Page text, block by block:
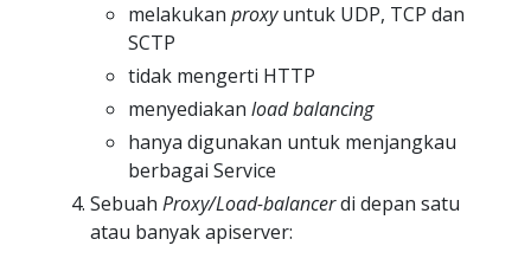
melakukan proxyuntuk UDP, TCP dan
SCTP
tidak mengerti HTTP
menyediakan load balancing
hanya digunakan untuk menjangkau
berbagai Service
Sebuah Proxy/Load-balancerdi depan satu
atau banyak apiserver: